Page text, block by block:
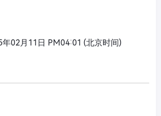
年02月11日 PM04:01 (北京时间)